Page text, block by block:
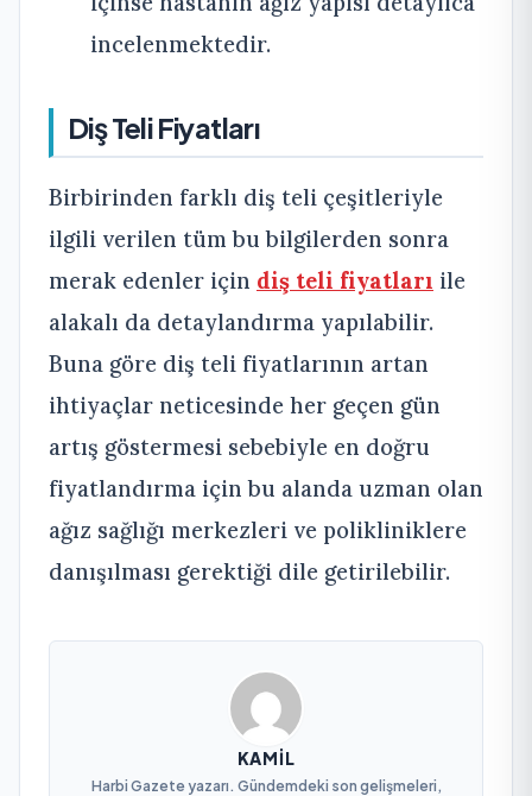
incelenmektedir.
Diş Teli Fiyatları
Birbirinden farklı diş teli çeşitleriyle
ilgili verilen tüm bu bilgilerden sonra
merak edenler için diş teli fiyatları ile
alakalı da detaylandırma yapılabilir.
Buna göre diş teli fiyatlarının artan
ihtiyaçlar neticesinde her geçen gün
artış göstermesi sebebiyle en doğru
fiyatlandırma için bu alanda uzman olan
ağız sağlığı merkezleri ve polikliniklere
danışılması gerektiği dile getirilebilir.
KAMIL
Harbi Gazete yazarı. Gündemdeki son gelişmeleri,